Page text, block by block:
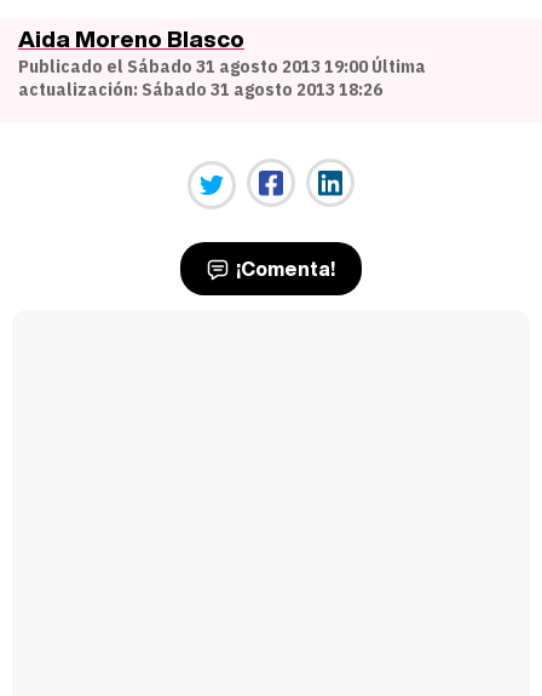
Aida Moreno Blasco
Publicado el Sábado 31 agosto 2013 19:00 Última
actualización: Sábado 31 agosto 2013 18:26
¡Comenta!